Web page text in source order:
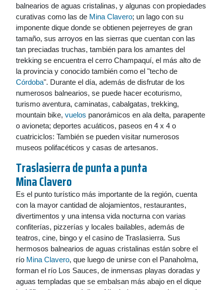
balnearios de aguas cristalinas, y algunas con propiedades
curativas como las de Mina Clavero; un lago con su
imponente dique donde se obtienen pejerreyes de gran
tamaño, sus arroyos en las sierras que cuentan con las
tan preciadas truchas, también para los amantes del
trekking se encuentra el cerro Champaquí, el más alto de
la provincia y conocido también como el "techo de
Córdoba". Durante el día, además de disfrutar de los
numerosos balnearios, se puede hacer ecoturismo,
turismo aventura, caminatas, cabalgatas, trekking,
mountain bike, vuelos panorámicos en ala delta, parapente
o avioneta; deportes acuáticos, paseos en 4 x 4 o
cuatriciclos: También se pueden visitar numerosos
museos polifacéticos y casas de artesanos.
Traslasierra de punta a punta
Mina Clavero
Es el punto turístico más importante de la región, cuenta
con la mayor cantidad de alojamientos, restaurantes,
divertimentos y una intensa vida nocturna con varias
confiterías, pizzerías y locales bailables, además de
teatros, cine, bingo y el casino de Traslasierra. Sus
hermosos balnearios de aguas cristalinas están sobre el
río Mina Clavero, que luego de unirse con el Panaholma,
forman el río Los Sauces, de inmensas playas doradas y
aguas templadas que se embalsan más abajo en el dique